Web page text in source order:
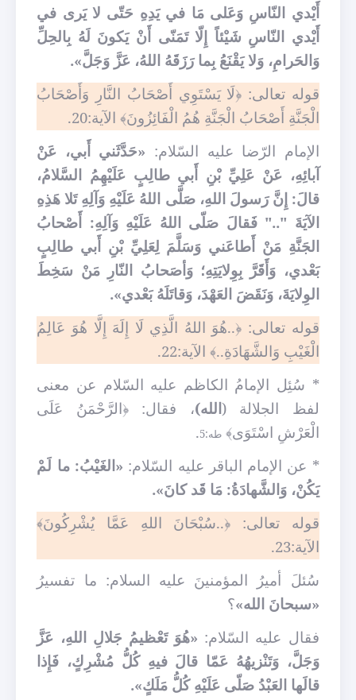
أَيْدي النّاسِ وَعَلى مَا في يَدِهِ حَتّى لا يَرى في
أَيْدي النّاسِ شَيْئاً إِلّا تَمَنّى أَنْ يَكونَ لَهُ بِالحِلِّ
وَالحَرامِ، وَلا يَقْنَعُ بِما رَزَقَهُ اللهُ، عَزَّ وَجَلَّ».
قوله تعالى: ﴿لَا يَسْتَوِي أَصْحَابُ النَّارِ وَأَصْحَابُ
الْجَنَّةِ أَصْحَابُ الْجَنَّةِ هُمُ الْفَائِزُونَ﴾ الآية:20.
الإمام الرّضا عليه السّلام: «حَدَّثَني أَبي، عَنْ
آبائِهِ، عَنْ عَلِيِّ بْنِ أَبي طالِبٍ عَلَيْهِمُ السَّلامُ،
قالَ: إِنَّ رَسولَ اللهِ، صَلَّى اللهُ عَلَيْهِ وَآلِهِ تَلا هَذِهِ
الآيَةَ ".." فَقالَ صَلّى اللهُ عَلَيْهِ وَآلِهِ: أَصْحابُ
الجَنَّةِ مَنْ أَطاعَني وَسَلَّمَ لِعَلِيِّ بْنِ أَبي طالِبٍ
بَعْدي، وَأَقَرَّ بِوِلايَتِهِ؛ وَأصَحابُ النّارِ مَنْ سَخِطَ
الوِلايَةَ، وَنَقَضَ العَهْدَ، وَقاتَلَهُ بَعْدي».
قوله تعالى: ﴿..هُوَ اللهُ الَّذِي لَا إِلَهَ إِلَّا هُوَ عَالِمُ
الْغَيْبِ وَالشَّهَادَةِ..﴾ الآية:22.
* سُئِل الإمامُ الكاظم عليه السّلام عن معنى
لفظ الجلالة (الله)، فقال: ﴿الرَّحْمَنُ عَلَى
الْعَرْشِ اسْتَوَى﴾طه:5 .
* عن الإمام الباقر عليه السّلام: «الغَيْبُ: ما لَمْ
يَكُنْ، وَالشَّهادَةُ: مَا قَد كانَ».
قوله تعالى: ﴿..سُبْحَانَ اللهِ عَمَّا يُشْرِكُونَ﴾
الآية:23.
سُئلَ أميرُ المؤمنينَ عليه السلام: ما تفسيرُ
«سبحانَ الله»؟
فقال عليه السّلام: «هُوَ تَعْظيمُ جَلالِ اللهِ، عَزَّ
وَجَلَّ، وَتَنْزيهُهُ عَمّا قالَ فيهِ كُلُّ مُشْرِكٍ، فَإِذا
قالَها العَبْدُ صَلّى عَلَيْهِ كُلُّ مَلَكٍ».